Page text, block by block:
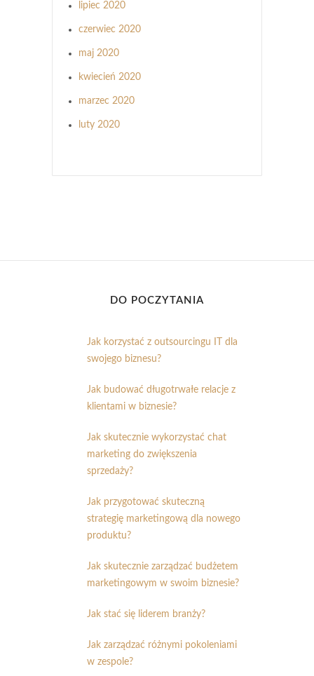
lipiec 2020
czerwiec 2020
maj 2020
kwiecień 2020
marzec 2020
luty 2020
DO POCZYTANIA
Jak korzystać z outsourcingu IT dla
swojego biznesu?
Jak budować długotrwałe relacje z
klientami w biznesie?
Jak skutecznie wykorzystać chat
marketing do zwiększenia
sprzedaży?
Jak przygotować skuteczną
strategię marketingową dla nowego
produktu?
Jak skutecznie zarządzać budżetem
marketingowym w swoim biznesie?
Jak stać się liderem branży?
Jak zarządzać różnymi pokoleniami
w zespole?